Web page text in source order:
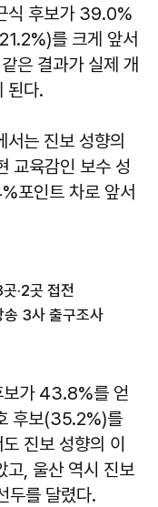
식 후보가 39.0%
를 크게 앞서
은 결과가 실제 개
된다.
는 진보 성향의
교육감인 보수 성
포인트 차로 앞서
·2곳 접전
송 3사 출구조사
보가 43.8%를 얻
후보(35.2%)를
진보 성향의 이
고, 울산 역시 진보
두를 달렸다.